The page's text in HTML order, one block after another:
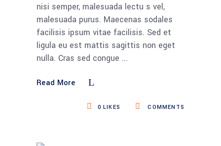
nisi semper, malesuada lectu s vel,
malesuada purus. Maecenas sodales
facilisis ipsum vitae facilisis. Sed et
ligula eu est mattis sagittis non eget
nulla. Cras sed congue
Read More
COMMENTS
0 LIKES